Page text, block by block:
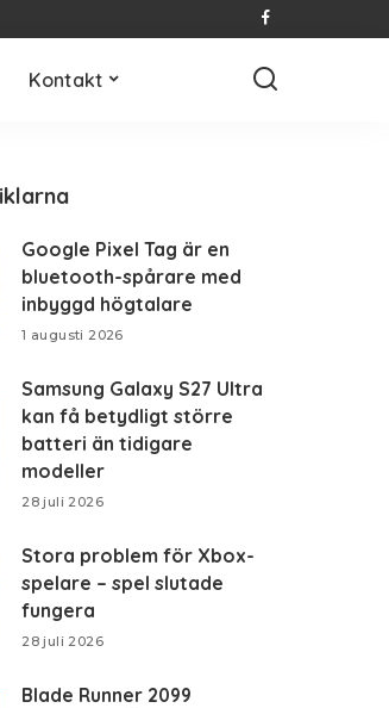
Kontakt
Google Pixel Tag är en
bluetooth-spårare med
inbyggd högtalare
1 augusti 2026
Samsung Galaxy S27 Ultra
kan få betydligt större
batteri än tidigare
modeller
28 juli 2026
Stora problem för Xbox-
spelare – spel slutade
fungera
28 juli 2026
Blade Runner 2099